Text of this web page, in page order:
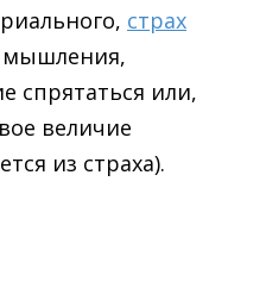
страх
мышления,
спрятаться или,
величие
из страха).